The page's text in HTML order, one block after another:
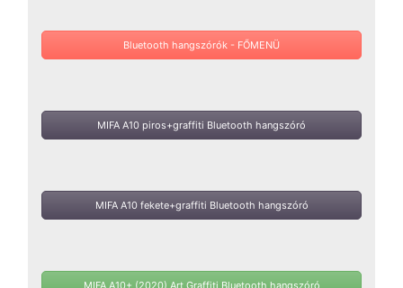
Bluetooth hangszórók - FŐMENÜ
MIFA A10 piros+graffiti Bluetooth hangszóró
MIFA A10 fekete+graffiti Bluetooth hangszóró
MIFA A10+ (2020) Art Graffiti Bluetooth hangszóró